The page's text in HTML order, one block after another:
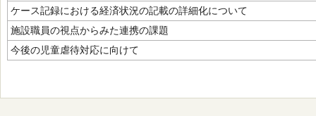
ケース記録における経済状況の記載の詳細化について
施設職員の視点からみた連携の課題
今後の児童虐待対応に向けて